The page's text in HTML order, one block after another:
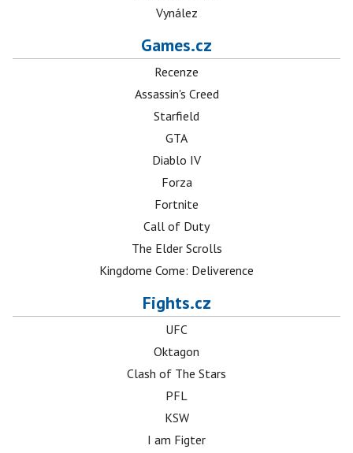
Vynález
Games.cz
Recenze
Assassin's Creed
Starfield
GTA
Diablo IV
Forza
Fortnite
Call of Duty
The Elder Scrolls
Kingdome Come: Deliverence
Fights.cz
UFC
Oktagon
Clash of The Stars
PFL
KSW
I am Figter